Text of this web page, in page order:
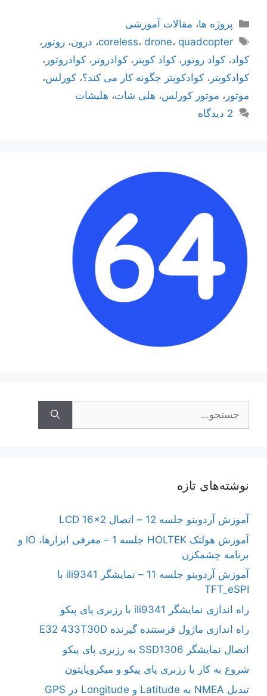
دسته‌ها
پروژه ها، مقالات آموزشی
برچسب‌ها
coreless، drone، quadcopter ، درون،روتور ،
کواد، کواد روتور ، کواد کوپتر ، کوادروتر ، کوادروتور ،
کوادکوپتر ، کوادکوپتر چگونه کار می کند؟، کورلس،
موتور ، موتور کورلس، هلی شات، هلیشات
2 دیدگاه
نوشته‌های تازه
آموزش آردوینو جلسه 12 – اتصال LCD 16×2
آموزش هولتک HOLTEK جلسه 1 – معرفی ابزارها، IO و
برنامه چشمکزن
آموزش آردوینو جلسه 11 – نمایشگر ili9341 با
TFT_eSPI
راه اندازی نمایشگر ili9341 با رزبری پای پیکو
راه اندازی ماژول فرستنده گیرنده E32 433T30D
اتصال نمایشگر SSD1306 به رزبری پای پیکو
شروع به کار با رزبری پای پیکو و میکروپایتون
تبدیل NMEA به Latitude و Longitude در GPS